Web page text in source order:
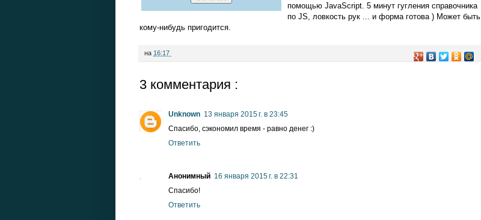
помощью JavaScript. 5 минут гугления справочника
по JS, ловкость рук ... и форма готова ) Может быть
кому-нибудь пригодится.
на 16:17
3 комментария :
Unknown 13 января 2015 г. в 23:45
Спасибо, сэкономил время - равно денег :)
Ответить
Анонимный 16 января 2015 г. в 22:31
Спасибо!
Ответить